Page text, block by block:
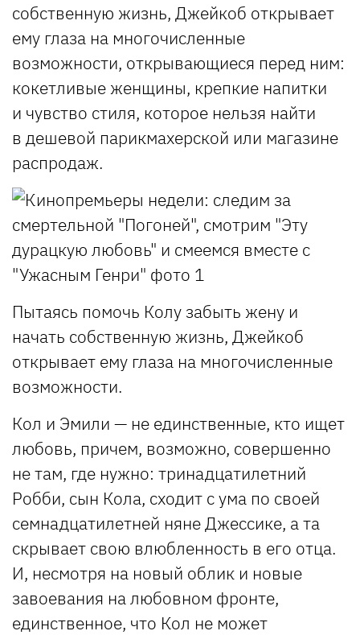
собственную жизнь, Джейкоб открывает
ему глаза на многочисленные
возможности, открывающиеся перед ним:
кокетливые женщины, крепкие напитки
и чувство стиля, которое нельзя найти
в дешевой парикмахерской или магазине
распродаж.
Пытаясь помочь Колу забыть жену и
начать собственную жизнь, Джейкоб
открывает ему глаза на многочисленные
возможности.
Кол и Эмили — не единственные, кто ищет
любовь, причем, возможно, совершенно
не там, где нужно: тринадцатилетний
Робби, сын Кола, сходит с ума по своей
семнадцатилетней няне Джессике, а та
скрывает свою влюбленность в его отца.
И, несмотря на новый облик и новые
завоевания на любовном фронте,
единственное, что Кол не может